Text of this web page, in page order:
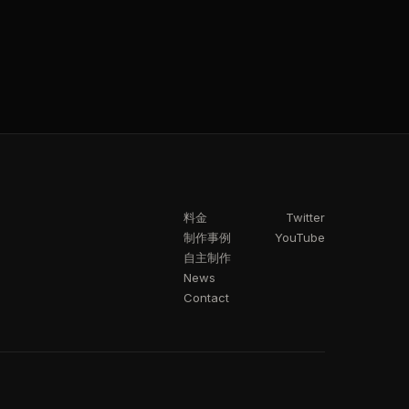
料金
制作事例
自主制作
News
Contact
Twitter
YouTube